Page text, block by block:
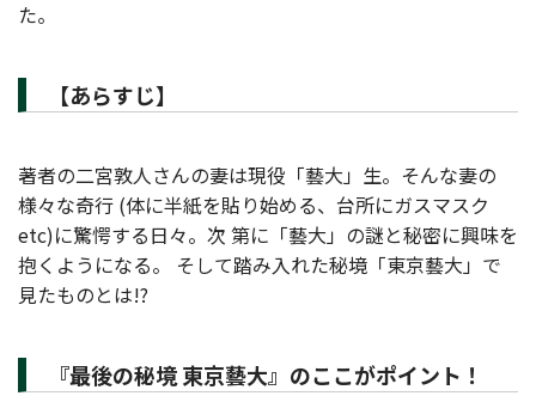
た。
【あらすじ】
著者の二宮敦人さんの妻は現役「藝大」生。そんな妻の
様々な奇行 (体に半紙を貼り始める、台所にガスマスク
etc)に驚愕する日々。次 第に「藝大」の謎と秘密に興味を
抱くようになる。 そして踏み入れた秘境「東京藝大」で
見たものとは!?
『最後の秘境 東京藝大』のここがポイント！